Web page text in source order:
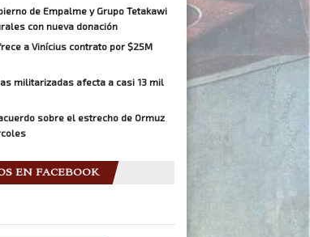
de Empalme y Grupo Tetakawi
con nueva donación
a Vinícius contrato por $25M
militarizadas afecta a casi 13 mil
sobre el estrecho de Ormuz
EN FACEBOOK